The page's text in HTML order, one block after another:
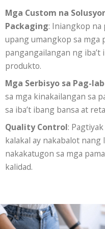
Mga Custom na
Packaging: Iniangkop na
upang umangkop sa mga
pangangailangan ng iba’t
produkto.
Mga Serbisyo sa Pag-
sa mga kinakailangan sa
sa iba’t ibang bansa at
Quality Control:
kalakal ay nakabalot nang
nakakatugon sa mga
kalidad.